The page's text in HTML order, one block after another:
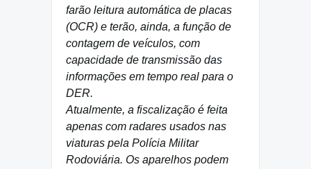
farão leitura automática de placas
(OCR) e terão, ainda, a função de
contagem de veículos, com
capacidade de transmissão das
informações em tempo real para o
DER.
Atualmente, a fiscalização é feita
apenas com radares usados nas
viaturas pela Polícia Militar
Rodoviária. Os aparelhos podem